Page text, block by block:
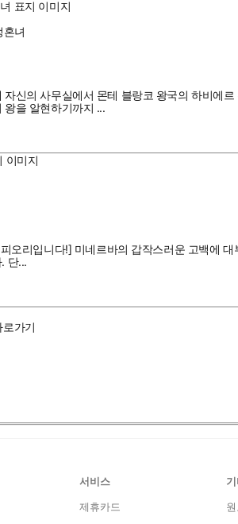
녀
신의 사무실에서 몬테 블랑코 왕국의 하비에
왕을 알현하기까지 ...
오리입니다!] 미네르바의 갑작스러운 고백에
단...
가기
서비스
제휴카드